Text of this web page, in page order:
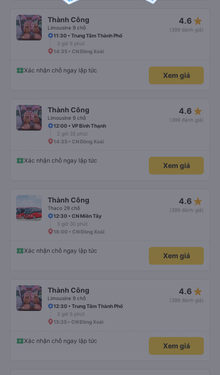
Thành Công
Limousine 9 chỗ
4.6 star_rate
(399 đánh giá)
11:30 • Trung Tâm Thành Phố
3 giờ 5 phút
14:35 • CN Đồng Xoài
Xác nhận chỗ ngay lập tức
Xem giá
Thành Công
Limousine 9 chỗ
4.6 star_rate
(399 đánh giá)
12:00 • VP Bình Thạnh
2 giờ 35 phút
14:35 • CN Đồng Xoài
Xác nhận chỗ ngay lập tức
Xem giá
Thành Công
Thaco 29 chỗ
4.6 star_rate
(399 đánh giá)
12:30 • CN Miền Tây
3 giờ 30 phút
16:00 • CN Đồng Xoài
Xác nhận chỗ ngay lập tức
Xem giá
Thành Công
Limousine 9 chỗ
4.6 star_rate
(399 đánh giá)
12:30 • Trung Tâm Thành Phố
3 giờ 5 phút
15:35 • CN Đồng Xoài
Xác nhận chỗ ngay lập tức
Xem giá